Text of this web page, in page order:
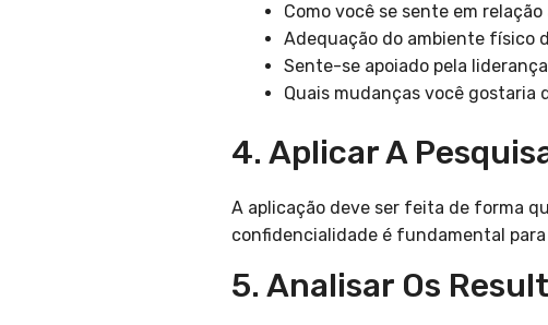
Como você se sente em
Adequação do ambiente físico
Sente-se apoiado pela
Quais mudanças você gostaria
4. Aplicar A
A aplicação deve ser feita de forma
confidencialidade é fundamental
5. Analisar Os